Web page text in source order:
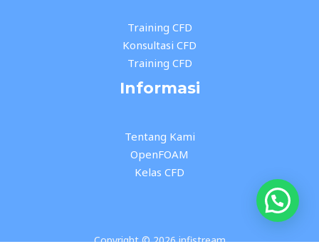
Training CFD
Konsultasi CFD
Training CFD
Informasi
Tentang Kami
OpenFOAM
Kelas CFD
Copyright © 2026 infistream